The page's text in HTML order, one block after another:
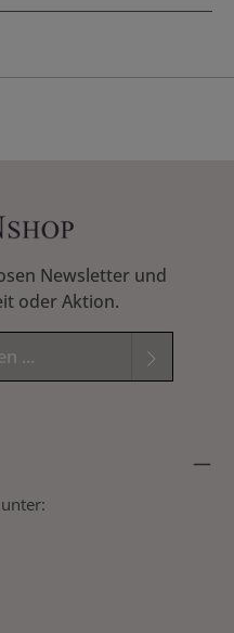
Newsletter und
oder Aktion.
Gleichung in das